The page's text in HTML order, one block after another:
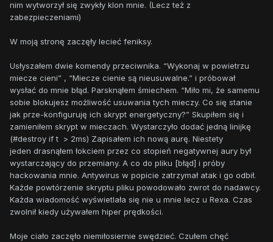
nim wytworzył się zwykły klon mnie. (Lecz też z
zabezpieczeniami)
W moją stronę zaczęły lecieć feniksy.
Usłyszałem dwie komendy przeciwnika. “Wykonaj w powietrzu
miecze cieni” , “Miecze cienie są nieusuwalne.” i próbował
wysłać do mnie błąd. Parsknąłem śmiechem. “Miło mi, że samemu
sobie blokujesz możliwość usuwania tych mieczy. Co się stanie
jak prze-konfiguruję ich skrypt energetyczny?” Skupiłem się i
zamieniłem skrypt w mieczach. Wystarczyło dodać jedną linijkę
(#destroy if t > 2ms) Zapisałem ich nową aurę. Niestety
jeden drasnąłem łokciem przez co stopień negatywnej aury był
wystarczający do przemiany. A co do pliku [błąd] i próby
hackowania mnie. Antywirus w popicie zatrzymał atak i go odbił.
Każde powtórzenie skryptu pliku powodowało zwrot do nadawcy.
Każda wiadomość wyświetlała się nie u mnie lecz u Rexa. Czas
zwolnił kiedy używałem hiper prędkości.
Moje ciało zaczęło niemiłosiernie swędzieć. Czułem chęć